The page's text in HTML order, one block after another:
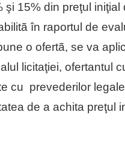
15% din preţul iniţial
în raportul de
o ofertã, se va
licitaţiei, ofertantul
cu prevederilor
de a achita preţul